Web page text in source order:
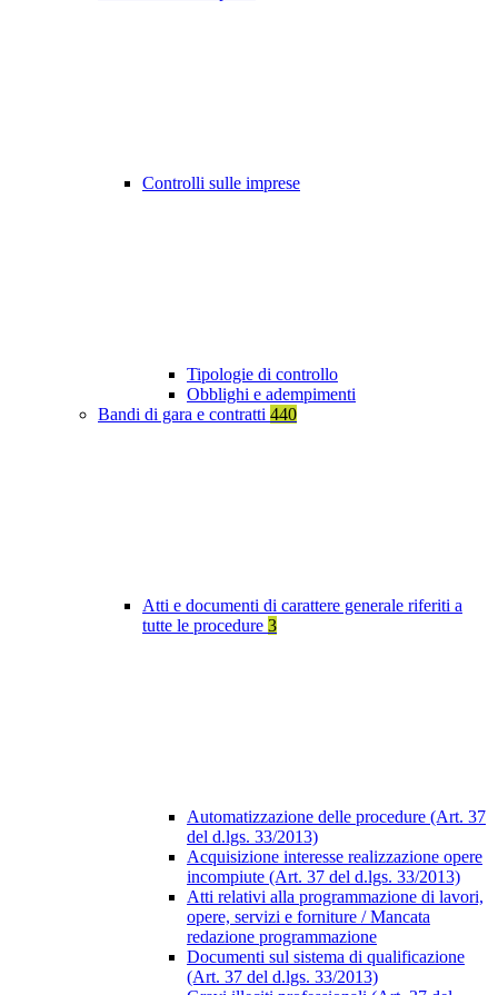
Controlli sulle imprese
Tipologie di controllo
Obblighi e adempimenti
Bandi di gara e contratti 440
Atti e documenti di carattere generale riferiti a
tutte le procedure 3
Automatizzazione delle procedure (Art. 37
del d.lgs. 33/2013)
Acquisizione interesse realizzazione opere
incompiute (Art. 37 del d.lgs. 33/2013)
Atti relativi alla programmazione di lavori,
opere, servizi e forniture / Mancata
redazione programmazione
Documenti sul sistema di qualificazione
(Art. 37 del d.lgs. 33/2013)